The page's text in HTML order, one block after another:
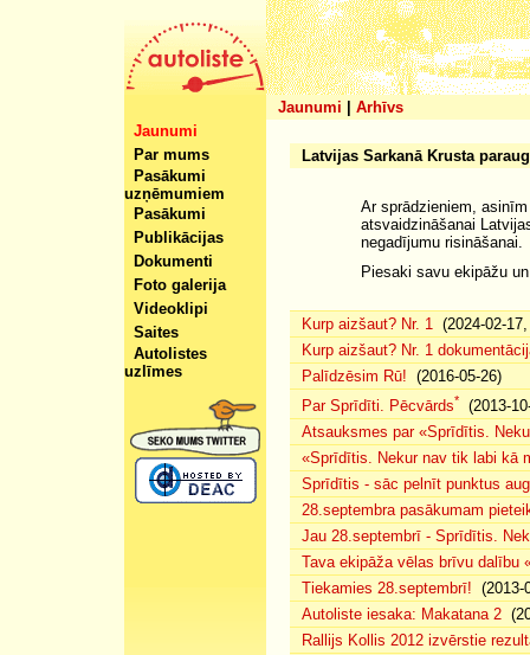
Jaunumi
Arhīvs
Jaunumi
Par mums
Pasākumi
uzņēmumiem
Pasākumi
Publikācijas
Dokumenti
Foto galerija
Videoklipi
Saites
Autolistes
uzlīmes
Latvijas Sarkanā Krusta
Ar sprādzieniem,
atsvaidzināšanai
negadījumu risināšanai.
Piesaki savu ekipāžu
Kurp aizšaut? Nr. 1 (2024-02-
Kurp aizšaut? Nr. 1
Palīdzēsim Rū! (2016-05-26)
Par Sprīdīti. Pēcvārds*
(2013-
Atsauksmes par «Sprīdītis.
«Sprīdītis. Nekur nav tik labi kā
Sprīdītis - sāc pelnīt punktus
28.septembra pasākumam
Jau 28.septembrī - Sprīdītis.
Tava ekipāža vēlas brīvu dalību
Tiekamies 28.septembrī! (2013-
Autoliste iesaka: Makatana 2
Rallijs Kollis 2012 izvērstie